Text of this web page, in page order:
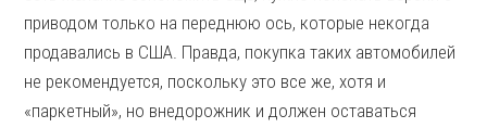
приводом только на переднюю ось, которые некогда
продавались в США. Правда, покупка таких автомобилей
не рекомендуется, поскольку это все же, хотя и
«паркетный», но внедорожник и должен оставаться